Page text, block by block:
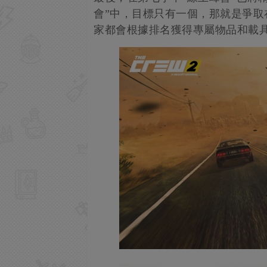
會”中，目標只有一個，那就是爭
家都會根據排名獲得專屬物品和載